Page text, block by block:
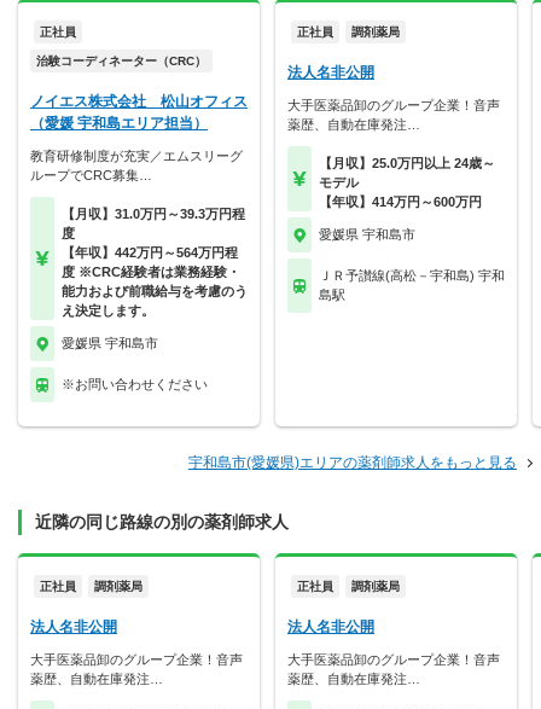
正社員
治験コーディネーター（CRC）
ノイエス株式会社 松山オフィス
（愛媛 宇和島エリア担当）
教育研修制度が充実／エムスリーグ
ループでCRC募集…
【月収】31.0万円～39.3万円程
度
【年収】442万円～564万円程
度 ※CRC経験者は業務経験・
能力および前職給与を考慮のう
え決定します。
愛媛県 宇和島市
※お問い合わせください
正社員 調剤薬局
法人名非公開
大手医薬品卸のグループ企業！音声
薬歴、自動在庫発注…
【月収】25.0万円以上 24歳～
モデル
【年収】414万円～600万円
愛媛県 宇和島市
ＪＲ予讃線(高松－宇和島) 宇和
島駅
宇和島市(愛媛県)エリアの薬剤師求人をもっと見る
近隣の同じ路線の別の薬剤師求人
正社員 調剤薬局
法人名非公開
大手医薬品卸のグループ企業！音声
薬歴、自動在庫発注…
正社員 調剤薬局
法人名非公開
大手医薬品卸のグループ企業！音声
薬歴、自動在庫発注…